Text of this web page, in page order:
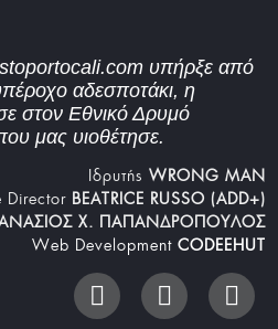
υπήρξε από
αδεσποτάκι, η
στον Εθνικό Δρυμό
μας υιοθέτησε.
Iδρυτής WRONG MAN
Director BEATRICE RUSSO (ADD+)
Χ. ΠΑΠΑΝΔΡΟΠΟΥΛΟΣ
Web Development CODEEHUT